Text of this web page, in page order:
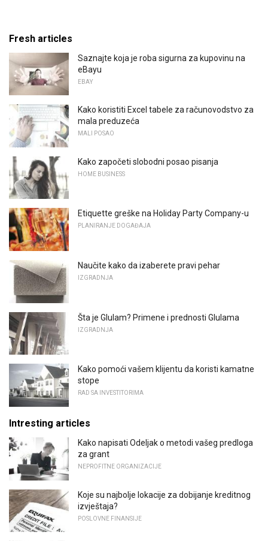
Fresh articles
Saznajte koja je roba sigurna za kupovinu na
eBayu
EBAY
Kako koristiti Excel tabele za računovodstvo za
mala preduzeća
MALI POSAO
Kako započeti slobodni posao pisanja
HOME BUSINESS
Etiquette greške na Holiday Party Company-u
PLANIRANJE DOGAĐAJA
Naučite kako da izaberete pravi pehar
IZGRADNJA
Šta je Glulam? Primene i prednosti Glulama
IZGRADNJA
Kako pomoći vašem klijentu da koristi kamatne
stope
RAD SA INVESTITORIMA
Intresting articles
Kako napisati Odeljak o metodi vašeg predloga
za grant
NEPROFITNE ORGANIZACIJE
Koje su najbolje lokacije za dobijanje kreditnog
izvještaja?
POSLOVNE FINANSIJE